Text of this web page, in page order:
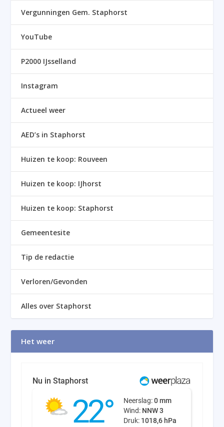
Vergunningen Gem. Staphorst
YouTube
P2000 IJsselland
Instagram
Actueel weer
AED’s in Staphorst
Huizen te koop: Rouveen
Huizen te koop: IJhorst
Huizen te koop: Staphorst
Gemeentesite
Tip de redactie
Verloren/Gevonden
Alles over Staphorst
Het weer